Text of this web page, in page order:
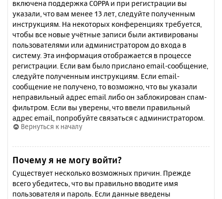
включена поддержка COPPA и при регистрации вы
указали, что вам менее 13 лет, следуйте полученным
инструкциям. На некоторых конференциях требуется,
чтобы все новые учётные записи были активированы
пользователями или администратором до входа в
систему. Эта информация отображается в процессе
регистрации. Если вам было прислано email-сообщение,
следуйте полученным инструкциям. Если email-
сообщение не получено, то возможно, что вы указали
неправильный адрес email либо он заблокирован спам-
фильтром. Если вы уверены, что ввели правильный
адрес email, попробуйте связаться с администратором.
Вернуться к началу
Почему я не могу войти?
Существует несколько возможных причин. Прежде
всего убедитесь, что вы правильно вводите имя
пользователя и пароль. Если данные введены